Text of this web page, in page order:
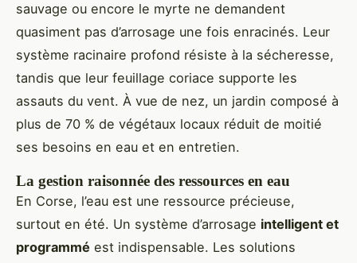
sauvage ou encore le myrte ne demandent
quasiment pas d’arrosage une fois enracinés. Leur
système racinaire profond résiste à la sécheresse,
tandis que leur feuillage coriace supporte les
assauts du vent. À vue de nez, un jardin composé à
plus de 70 % de végétaux locaux réduit de moitié
ses besoins en eau et en entretien.
La gestion raisonnée des ressources en eau
En Corse, l’eau est une ressource précieuse,
surtout en été. Un système d’arrosage intelligent et
programmé est indispensable. Les solutions